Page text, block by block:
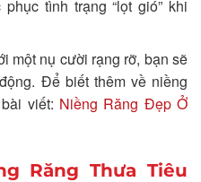
phục tình trạng “lọt gió” khi
một nụ cười rạng rỡ, bạn sẽ
Để biết thêm về niềng
viết: Niềng Răng Đẹp Ở
Răng Thưa Tiêu